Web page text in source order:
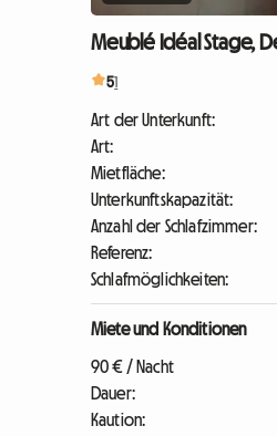
Meublé Idéal Stage,
51
Art der Unterkunft:
Art:
Mietfläche:
Unterkunftskapazität:
Anzahl der Schlafzimmer:
Referenz:
Schlafmöglichkeiten:
Miete und Konditionen
90 € / Nacht
Dauer:
Kaution: